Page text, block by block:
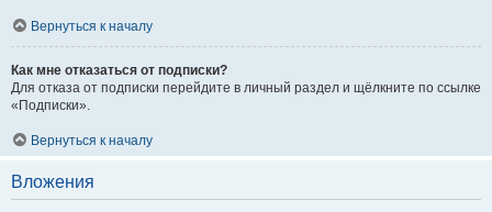
Вернуться к началу
Как мне отказаться от подписки?
Для отказа от подписки перейдите в личный раздел и щёлкните по ссылке
«Подписки».
Вернуться к началу
Вложения